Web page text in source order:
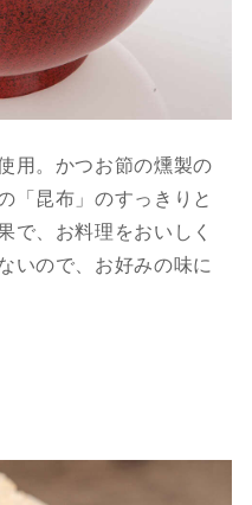
用。かつお節の燻製の
「昆布」のすっきりと
で、お料理をおいしく
いので、お好みの味に